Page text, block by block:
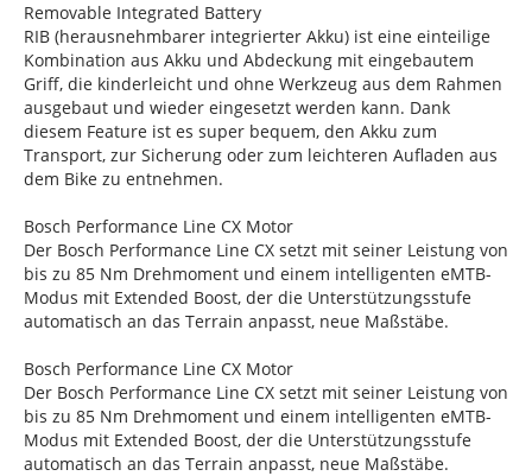
Removable Integrated Battery
RIB (herausnehmbarer integrierter Akku) ist eine einteilige
Kombination aus Akku und Abdeckung mit eingebautem
Griff, die kinderleicht und ohne Werkzeug aus dem Rahmen
ausgebaut und wieder eingesetzt werden kann. Dank
diesem Feature ist es super bequem, den Akku zum
Transport, zur Sicherung oder zum leichteren Aufladen aus
dem Bike zu entnehmen.
Bosch Performance Line CX Motor
Der Bosch Performance Line CX setzt mit seiner Leistung von
bis zu 85 Nm Drehmoment und einem intelligenten eMTB-
Modus mit Extended Boost, der die Unterstützungsstufe
automatisch an das Terrain anpasst, neue Maßstäbe.
Bosch Performance Line CX Motor
Der Bosch Performance Line CX setzt mit seiner Leistung von
bis zu 85 Nm Drehmoment und einem intelligenten eMTB-
Modus mit Extended Boost, der die Unterstützungsstufe
automatisch an das Terrain anpasst, neue Maßstäbe.